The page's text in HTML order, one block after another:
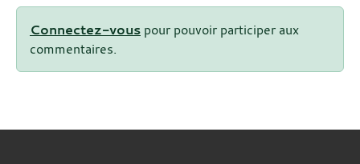
Connectez-vous pour pouvoir participer aux
commentaires.